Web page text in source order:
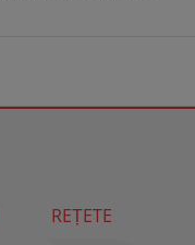
REȚETE